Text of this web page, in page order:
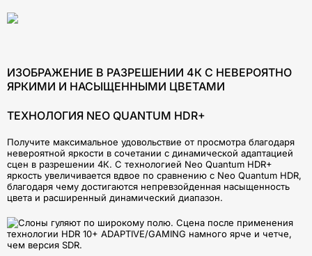
ИЗОБРАЖЕНИЕ В РАЗРЕШЕНИИ 4К С НЕВЕРОЯТНО
ЯРКИМИ И НАСЫЩЕННЫМИ ЦВЕТАМИ
ТЕХНОЛОГИЯ NEO QUANTUM HDR+
Получите максимальное удовольствие от просмотра благодаря
невероятной яркости в сочетании с динамической адаптацией
сцен в разрешении 4К. С технологией Neo Quantum HDR+
яркость увеличивается вдвое по сравнению с Neo Quantum HDR,
благодаря чему достигаются непревзойденная насыщенность
цвета и расширенный динамический диапазон.